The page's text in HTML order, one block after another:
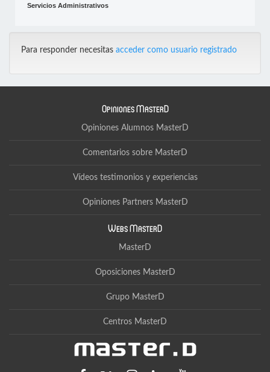
Servicios Administrativos
Para responder necesitas acceder como usuario registrado
Opiniones MasterD
Opiniones Alumnos MasterD
Comentarios sobre MasterD
Vídeos testimonios y experiencias
Opiniones Partners MasterD
Webs MasterD
MasterD
Oposiciones MasterD
Grupo MasterD
Centros MasterD